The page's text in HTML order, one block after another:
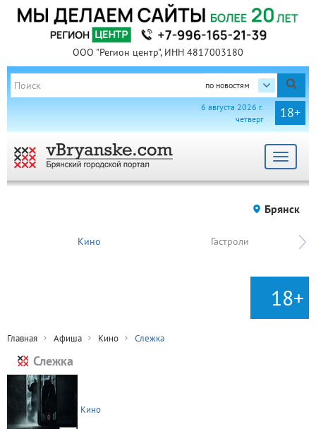
ООО "Регион центр", ИНН 4817003180
по новостям
18+
6 августа 2026 г.
четверг
Toggle
Брянск
Кино Гастроли
18+
Главная Афиша Кино Слежка
Слежка
Кино